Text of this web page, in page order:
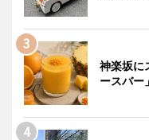
神楽坂に
ースバー